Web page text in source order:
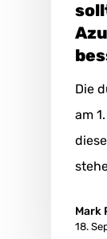
Die
am
Mark
18.